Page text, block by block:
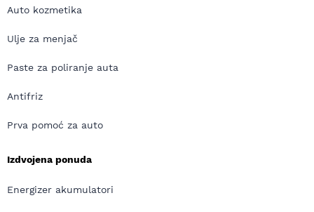
Auto kozmetika
Ulje za menjač
Paste za poliranje auta
Antifriz
Prva pomoć za auto
Izdvojena ponuda
Energizer akumulatori